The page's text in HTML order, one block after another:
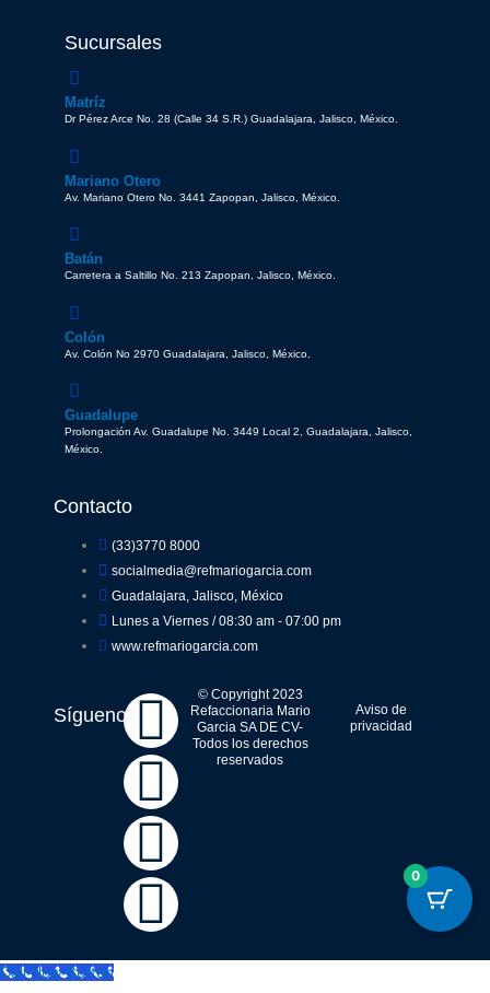
Sucursales
Matríz
Dr Pérez Arce No. 28 (Calle 34 S.R.) Guadalajara, Jalisco, México.
Mariano Otero
Av. Mariano Otero No. 3441 Zapopan, Jalisco, México.
Batán
Carretera a Saltillo No. 213 Zapopan, Jalisco, México.
Colón
Av. Colón No 2970 Guadalajara, Jalisco, México.
Guadalupe
Prolongación Av. Guadalupe No. 3449 Local 2, Guadalajara, Jalisco,
México.
Contacto
(33)3770 8000
socialmedia@refmariogarcia.com
Guadalajara, Jalisco, México
Lunes a Viernes / 08:30 am - 07:00 pm
www.refmariogarcia.com
Síguenos
F
a
c
e
b
Y
o
u
t
u
W
h
a
t
s
I
n
s
t
a
© Copyright 2023
Refaccionaria Mario
Garcia SA DE CV-
Todos los derechos
reservados
Aviso de
privacidad
0
Call Now Button